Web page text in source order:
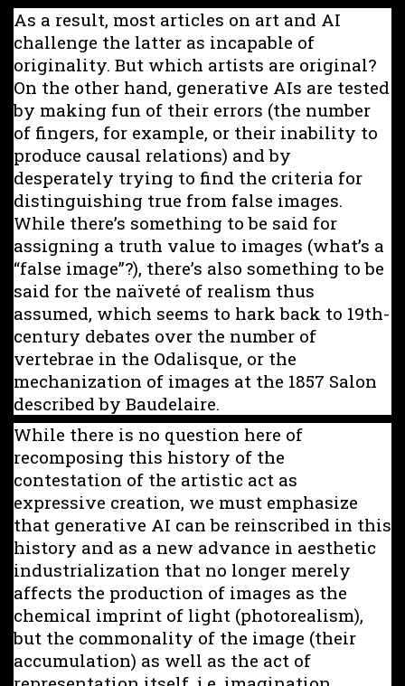
As a result, most articles on art and AI
challenge the latter as incapable of
originality. But which artists are original?
On the other hand, generative AIs are tested
by making fun of their errors (the number
of fingers, for example, or their inability to
produce causal relations) and by
desperately trying to find the criteria for
distinguishing true from false images.
While there’s something to be said for
assigning a truth value to images (what’s a
“false image”?), there’s also something to be
said for the naïveté of realism thus
assumed, which seems to hark back to 19th-
century debates over the number of
vertebrae in the Odalisque, or the
mechanization of images at the 1857 Salon
described by Baudelaire.
While there is no question here of
recomposing this history of the
contestation of the artistic act as
expressive creation, we must emphasize
that generative AI can be reinscribed in this
history and as a new advance in aesthetic
industrialization that no longer merely
affects the production of images as the
chemical imprint of light (photorealism),
but the commonality of the image (their
accumulation) as well as the act of